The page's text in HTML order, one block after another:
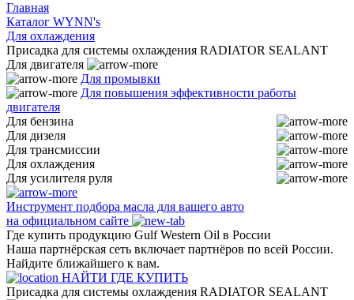
Главная
Каталог WYNN's
Для охлаждения
Присадка для системы охлаждения RADIATOR SEALANT
Для двигателя
Для промывки
Для повышения эффективности работы
двигателя
Для бензина
Для дизеля
Для трансмиссии
Для охлаждения
Для усилителя руля
Инструмент подбора масла для вашего авто
на официальном сайте
Где купить продукцию Gulf Western Oil в России
Наша партнёрская сеть включает партнёров по всей России.
Найдите ближайшего к вам.
НАЙТИ ГДЕ КУПИТЬ
Присадка для системы охлаждения RADIATOR SEALANT